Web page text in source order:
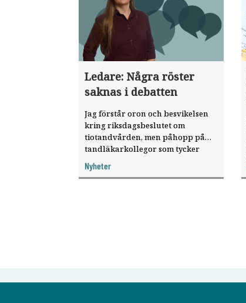
Ledare: Några röster
saknas i debatten
Jag förstår oron och besvikelsen
kring riksdagsbeslutet om
tiotandvården, men påhopp på
tandläkarkollegor som tycker
problem. Tandläkartidningens
Nyheter